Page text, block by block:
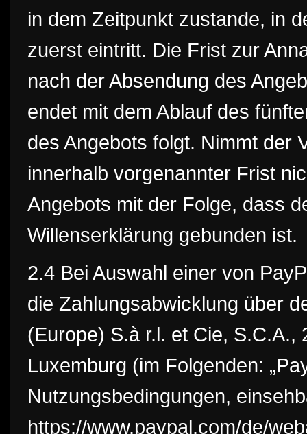
in dem Zeitpunkt zustande, in
zuerst eintritt. Die Frist zur
nach der Absendung des
endet mit dem Ablauf des
des Angebots folgt. Nimmt der
innerhalb vorgenannter Frist
Angebots mit der Folge, dass
Willenserklärung gebunden ist.
2.4 Bei Auswahl einer von
die Zahlungsabwicklung über
(Europe) S.à r.l. et Cie,
Luxemburg (im Folgenden:
Nutzungsbedingungen,
https://www.paypal.com/de/